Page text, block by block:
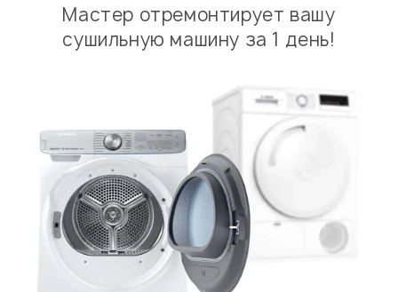
Мастер отремонтирует вашу
сушильную машину за 1 день!